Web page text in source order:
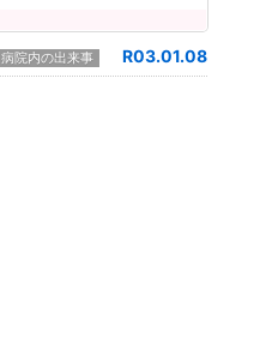
病院内の出来事 R03.01.08